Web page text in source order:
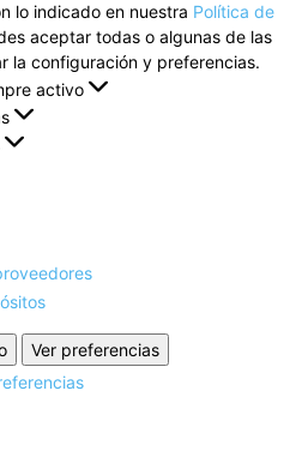
lo indicado en nuestra Política de
aceptar todas o algunas de las
la configuración y preferencias.
activo
Ver preferencias